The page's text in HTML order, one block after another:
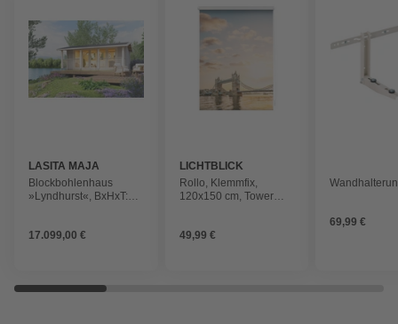
LASITA MAJA
Blockbohlenhaus
»Lyndhurst«, BxHxT:
Dachüberstand), grau
17.099,00 €
LICHTBLICK
Rollo, ‎‎Klemmfix,
120x150 cm‎‎, Tower
49,99 €
69,99 €